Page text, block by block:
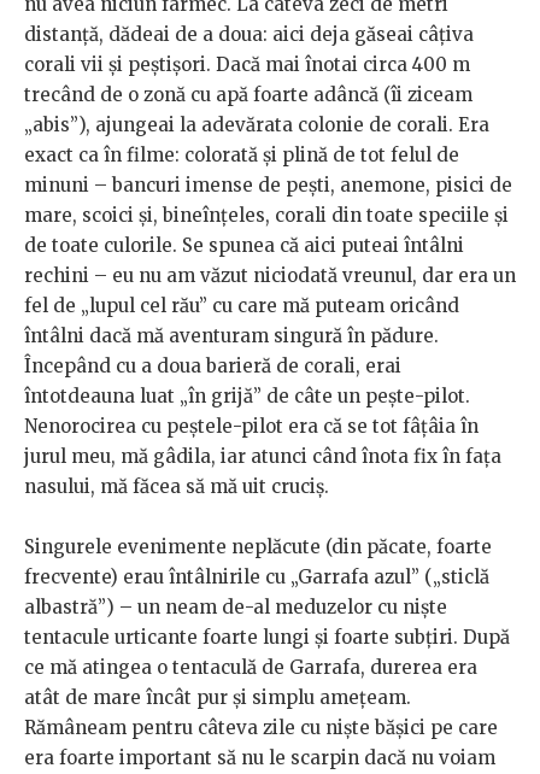
distanţă, dădeai de a doua: aici deja găseai câţiva
corali vii şi peştişori. Dacă mai înotai circa 400 m
trecând de o zonă cu apă foarte adâncă (îi ziceam
„abis”), ajungeai la adevărata colonie de corali. Era
exact ca în filme: colorată şi plină de tot felul de
minuni – bancuri imense de peşti, anemone, pisici de
mare, scoici şi, bineînţeles, corali din toate speciile şi
de toate culorile. Se spunea că aici puteai întâlni
rechini – eu nu am văzut niciodată vreunul, dar era un
fel de „lupul cel rău” cu care mă puteam oricând
întâlni dacă mă aventuram singură în pădure.
Începând cu a doua barieră de corali, erai
întotdeauna luat „în grijă” de câte un pește-pilot.
Nenorocirea cu peştele-pilot era că se tot fâţâia în
jurul meu, mă gâdila, iar atunci când înota fix în faţa
nasului, mă făcea să mă uit cruciş.
Singurele evenimente neplăcute (din păcate, foarte
frecvente) erau întâlnirile cu „Garrafa azul” („sticlă
albastră”) – un neam de-al meduzelor cu nişte
tentacule urticante foarte lungi şi foarte subţiri. După
ce mă atingea o tentaculă de Garrafa, durerea era
atât de mare încât pur şi simplu ameţeam.
Rămâneam pentru câteva zile cu nişte băşici pe care
era foarte important să nu le scarpin dacă nu voiam